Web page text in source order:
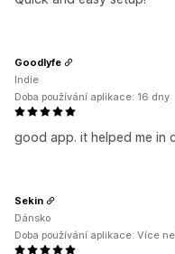
good app. it helped me in
Goodlyfe
Indie
Doba používání aplikace: 16 dny
Sekin
Dánsko
Doba používání aplikace: Více